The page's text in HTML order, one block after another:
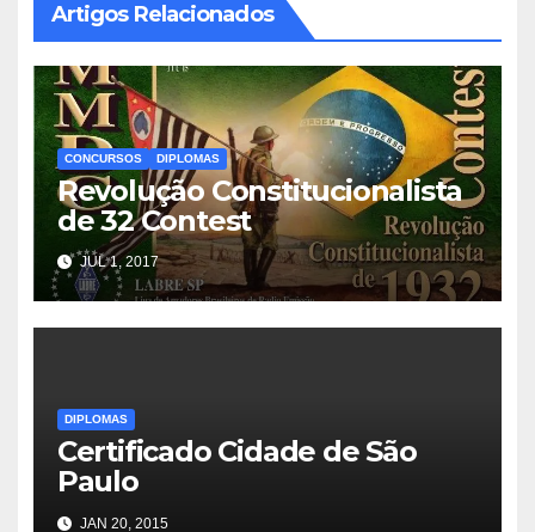
Artigos Relacionados
CONCURSOS DIPLOMAS
Revolução Constitucionalista
de 32 Contest
JUL 1, 2017
DIPLOMAS
Certificado Cidade de São
Paulo
JAN 20, 2015